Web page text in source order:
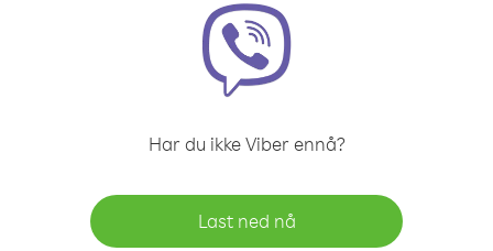
Har du ikke Viber ennå?
Last ned nå